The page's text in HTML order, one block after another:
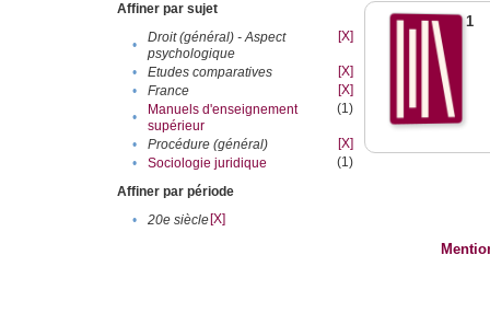
Affiner par sujet
•
Droit (général) - Aspect
psychologique
[X]
• Etudes comparatives
[X]
•
France
[X]
•
Manuels d'enseignement
supérieur
(1)
• Procédure (général)
[X]
•
Sociologie juridique
(1)
Affiner par période
•
20e siècle[X]
1